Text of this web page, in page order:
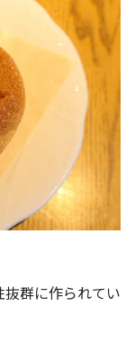
群に作られてい